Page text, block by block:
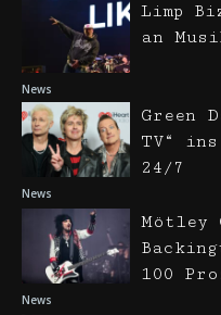
News
Limp
an
News
Green
TV“
24/7
News
Mötley
100